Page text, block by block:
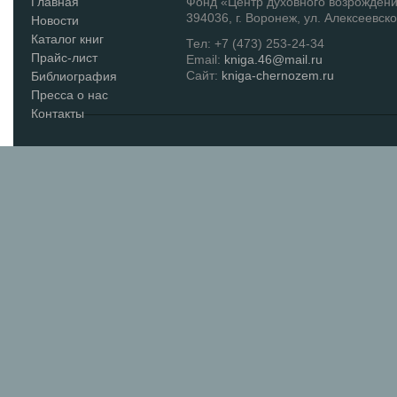
Новости
Каталог книг
Прайс-лист
Библиография
Пресса о нас
Контакты
394036, г. Воронеж, ул.
Тел: +7 (473) 253-24-34
Email: kniga.46@mail.ru
Сайт: kniga-chernozem.ru